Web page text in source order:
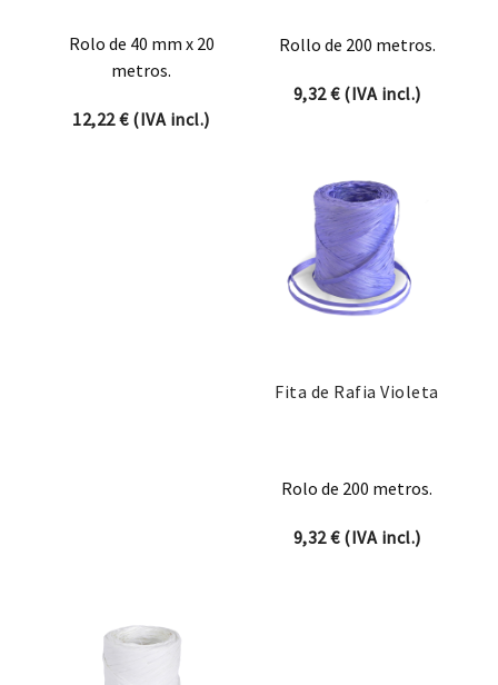
Rolo de 40 mm x 20
metros.
12,22€(IVA incl.)
Rollo de 200 metros.
9,32€(IVA incl.)
Fita de Rafia Violeta
Rolo de 200 metros.
9,32€(IVA incl.)